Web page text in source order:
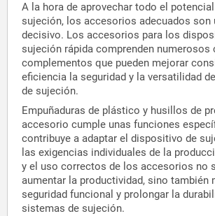
A la hora de aprovechar todo el
sujeción, los accesorios adecuados son
decisivo. Los accesorios para los
sujeción rápida comprenden numerosos
complementos que pueden mejorar
eficiencia la seguridad y la versatilidad
de sujeción.
Empuñaduras de plástico y husillos de
accesorio cumple unas funciones
contribuye a adaptar el dispositivo de
las exigencias individuales de la
y el uso correctos de los accesorios no
aumentar la productividad, sino también
seguridad funcional y prolongar la
sistemas de sujeción.